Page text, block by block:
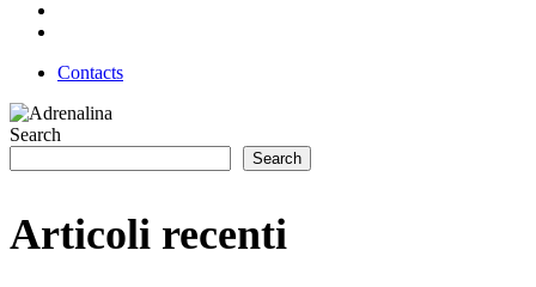
Contacts
Search
Search
Articoli recenti